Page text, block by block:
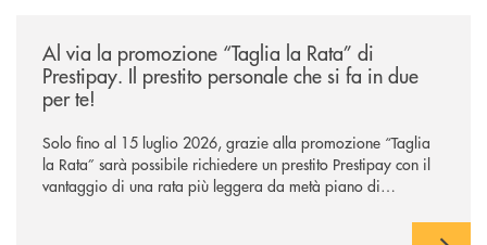
Al via la promozione “Taglia la Rata” di
Prestipay. Il prestito personale che si fa in due
per te!
Solo fino al 15 luglio 2026, grazie alla promozione “Taglia
la Rata” sarà possibile richiedere un prestito Prestipay con il
vantaggio di una rata più leggera da metà piano di